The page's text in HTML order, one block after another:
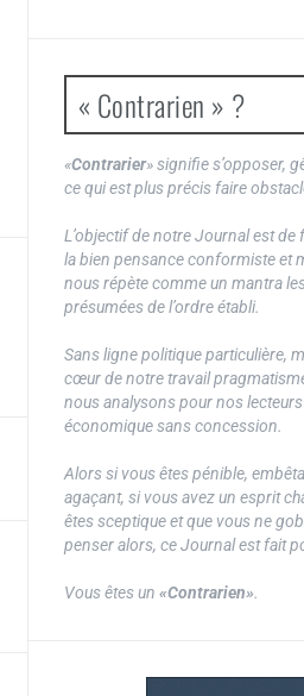
« Contrarien » ?
«Contrarier» signifie s’opposer,
ce qui est plus précis faire
L’objectif de notre Journal est de
la bien pensance conformiste et
nous répète comme un mantra
présumées de l’ordre établi.
Sans ligne politique particulière,
cœur de notre travail
nous analysons pour nos lecteurs
économique sans concession.
Alors si vous êtes pénible,
agaçant, si vous avez un esprit
êtes sceptique et que vous ne
penser alors, ce Journal est fait
Vous êtes un «Contrarien».